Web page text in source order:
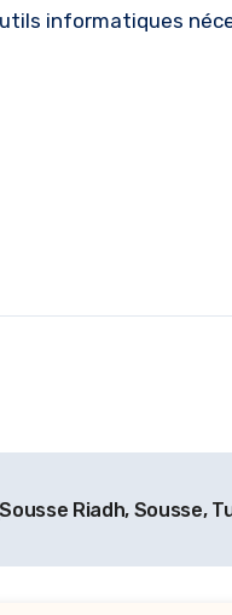
informatiques
Riadh, Sousse,